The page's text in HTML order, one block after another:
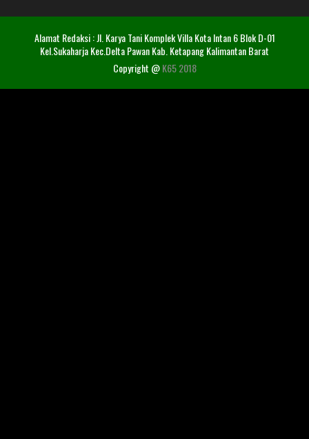
Alamat Redaksi : Jl. Karya Tani Komplek Villa Kota Intan 6 Blok D-01
Kel.Sukaharja Kec.Delta Pawan Kab. Ketapang Kalimantan Barat
Copyright @K65 2018